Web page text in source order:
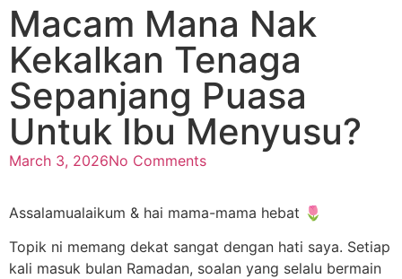
Macam Mana Nak
Kekalkan Tenaga
Sepanjang Puasa
Untuk Ibu Menyusu?
March 3, 2026No Comments
Assalamualaikum & hai mama-mama hebat 🌷
Topik ni memang dekat sangat dengan hati saya. Setiap
kali masuk bulan Ramadan, soalan yang selalu bermain